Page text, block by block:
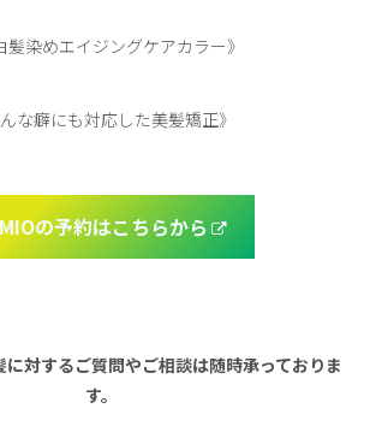
髪染めエイジングケアカラー》
んな癖にも対応した美髪矯正》
の予約はこちらから
対するご質問やご相談は随時承っておりま
す。